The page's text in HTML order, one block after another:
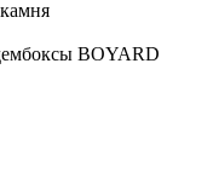
BOYARD